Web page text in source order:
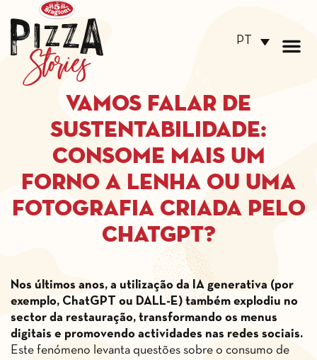
PT
Vamos falar de
sustentabilidade:
consome mais um
forno a lenha ou uma
fotografia criada pelo
ChatGPT?
Nos últimos anos, a utilização da IA generativa (por
exemplo, ChatGPT ou DALL-E) também explodiu no
sector da restauração, transformando os menus
digitais e promovendo actividades nas redes sociais.
Este fenómeno levanta questões sobre o consumo de